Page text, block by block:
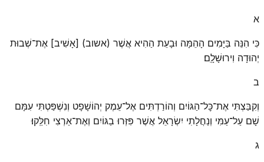
א
כִּי הִנֵּה בַּיָּמִים הָהֵמָּה וּבָעֵת הַהִיא אֲשֶׁר (אשוב) [אָשִׁיב] אֶת־שְׁבוּת
יְהוּדָה וִירוּשָׁלָֽ͏ִם׃
ב
וְקִבַּצְתִּי אֶת־כׇּל־הַגּוֹיִם וְהוֹרַדְתִּים אֶל־עֵמֶק יְהוֹשָׁפָט וְנִשְׁפַּטְתִּי עִמָּם
שָׁם עַל־עַמִּי וְנַחֲלָתִי יִשְׂרָאֵל אֲשֶׁר פִּזְּרוּ בַגּוֹיִם וְאֶת־אַרְצִי חִלֵּֽקוּ׃
ג